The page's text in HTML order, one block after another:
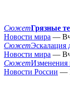
СюжетГрязные
Новости мира —
СюжетЭскалация
Новости мира —
СюжетИзменения
Новости России —